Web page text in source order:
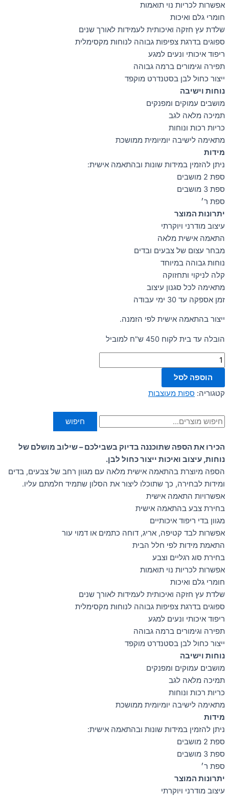
אפשרות לכריות נוי תואמות
חומרי גלם ואיכות
שלדת עץ חזקה ואיכותית לעמידות לאורך שנים
ספוגים בדרגת צפיפות גבוהה לנוחות מקסימלית
ריפוד איכותי ונעים למגע
תפירה וגימורים ברמה גבוהה
ייצור כחול לבן בסטנדרט מוקפד
נוחות וישיבה
מושבים עמוקים ומפנקים
תמיכה מלאה לגב
כריות רכות ונוחות
מתאימה לישיבה יומיומית ממושכת
מידות
ניתן להזמין במידות שונות ובהתאמה אישית:
ספת 2 מושבים
ספת 3 מושבים
ספת ר׳
יתרונות המוצר
עיצוב מודרני ויוקרתי
התאמה אישית מלאה
מבחר עצום של צבעים ובדים
נוחות גבוהה במיוחד
קלה לניקוי ותחזוקה
מתאימה לכל סגנון עיצוב
זמן אספקה עד 30 ימי עבודה
ייצור בהתאמה אישית לפי הזמנה.
הובלה עד בית לקוח 450 ש"ח למוביל
הוספה לסל
קטגוריה: ספות מעוצבות
חיפוש
הכירו את הספה שתוכננה בדיוק בשבילכם – שילוב מושלם של
נוחות, עיצוב ואיכות ייצור כחול לבן.
הספה מיוצרת בהתאמה אישית מלאה עם מגוון רחב של צבעים, בדים
ומידות לבחירה, כך שתוכלו ליצור את הסלון שתמיד חלמתם עליו.
אפשרויות התאמה אישית
בחירת צבע בהתאמה אישית
מגוון בדי ריפוד איכותיים
אפשרות לבד קטיפה, אריג, דוחה כתמים או דמוי עור
התאמת מידות לפי חלל הבית
בחירת סוג רגליים וצבע
אפשרות לכריות נוי תואמות
חומרי גלם ואיכות
שלדת עץ חזקה ואיכותית לעמידות לאורך שנים
ספוגים בדרגת צפיפות גבוהה לנוחות מקסימלית
ריפוד איכותי ונעים למגע
תפירה וגימורים ברמה גבוהה
ייצור כחול לבן בסטנדרט מוקפד
נוחות וישיבה
מושבים עמוקים ומפנקים
תמיכה מלאה לגב
כריות רכות ונוחות
מתאימה לישיבה יומיומית ממושכת
מידות
ניתן להזמין במידות שונות ובהתאמה אישית:
ספת 2 מושבים
ספת 3 מושבים
ספת ר׳
יתרונות המוצר
עיצוב מודרני ויוקרתי